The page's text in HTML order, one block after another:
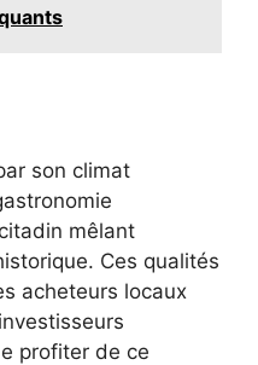
son climat
mêlant
Ces qualités
acheteurs locaux
profiter de ce